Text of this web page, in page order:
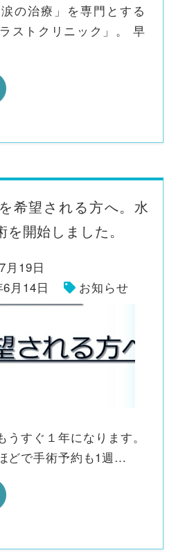
の治療」を専門とする
ストクリニック」。 早
希望される方へ。水
開始しました。
月19日
月14日
お知らせ
すぐ１年になります。
どで手術予約も1週…